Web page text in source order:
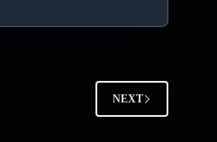
NEXT